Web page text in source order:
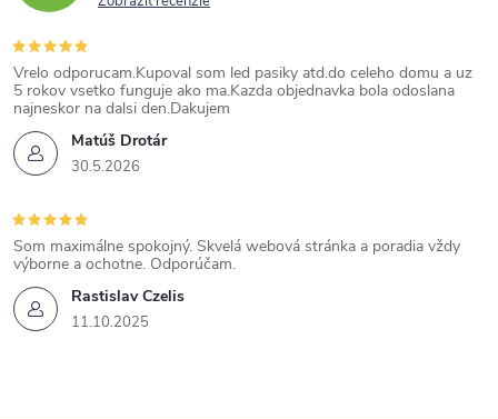
Matúš Drotár
30.5.2026
Vrelo odporucam.Kupoval som led pasiky atd.do celeho domu a uz
5 rokov vsetko funguje ako ma.Kazda objednavka bola odoslana
najneskor na dalsi den.Dakujem
Rastislav Czelis
11.10.2025
Som maximálne spokojný. Skvelá webová stránka a poradia vždy
výborne a ochotne. Odporúčam.